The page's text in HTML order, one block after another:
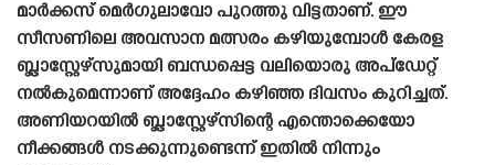
മാർക്കസ് മെർഗുലാവോ പുറത്തു വിട്ടതാണ്. ഈ
സീസണിലെ അവസാന മത്സരം കഴിയുമ്പോൾ കേരള
ബ്ലാസ്റ്റേഴ്‌സുമായി ബന്ധപ്പെട്ട വലിയൊരു അപ്‌ഡേറ്റ്
നൽകുമെന്നാണ് അദ്ദേഹം കഴിഞ്ഞ ദിവസം കുറിച്ചത്.
അണിയറയിൽ ബ്ലാസ്റ്റേഴ്‌സിന്റെ എന്തൊക്കെയോ
നീക്കങ്ങൾ നടക്കുന്നുണ്ടെന്ന് ഇതിൽ നിന്നും